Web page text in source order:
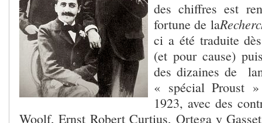
des chiffres est
fortune de la
ci a été traduite
(et pour cause)
des dizaines de
« spécial Proust
1923, avec des
Woolf, Ernst Robert Curtius, Ortega y